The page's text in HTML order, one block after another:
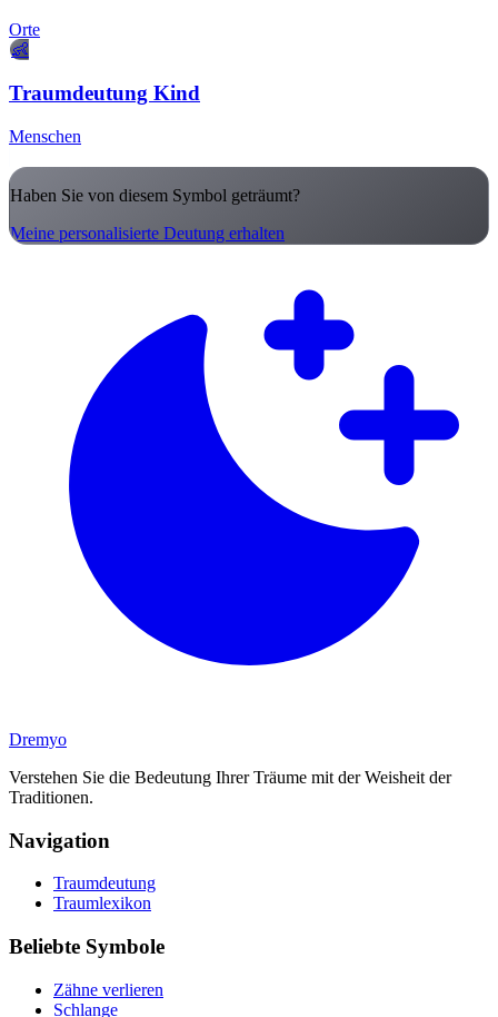
Orte
👶
Traumdeutung Kind
Menschen
Haben Sie von diesem Symbol geträumt?
Meine personalisierte Deutung erhalten
Dremyo
Verstehen Sie die Bedeutung Ihrer Träume mit der Weisheit der
Traditionen.
Navigation
Traumdeutung
Traumlexikon
Beliebte Symbole
Zähne verlieren
Schlange